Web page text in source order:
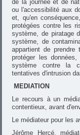
de la journée et de
ou l'accessibilité aux
et, qu'en
protégées contre les
système, de piratage
système, de
appartient de
protéger les
système contre la
tentatives d'intrusion
MEDIATION
Le recours à un
contentieux, avant
Le médiateur pour les
Jérôme Hercé,